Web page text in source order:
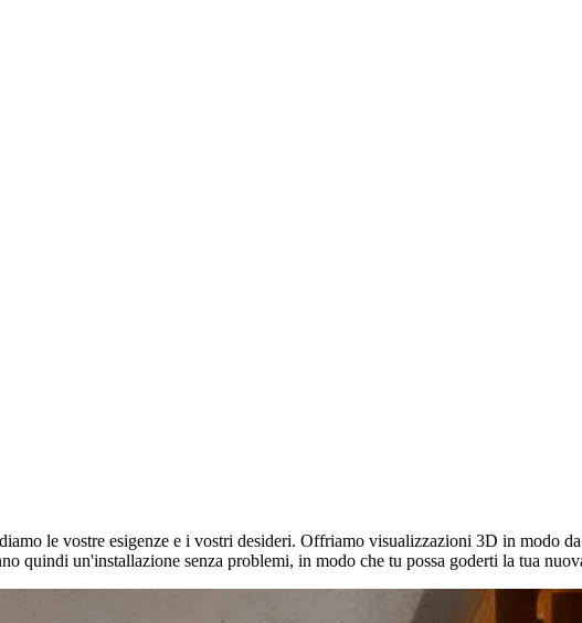
le vostre esigenze e i vostri desideri. Offriamo visualizzazioni 3D in modo
quindi un'installazione senza problemi, in modo che tu possa goderti la tua